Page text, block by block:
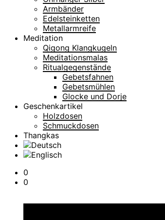
Armbänder
Edelsteinketten
Metallarmreife
Meditation
Qigong Klangkugeln
Meditationsmalas
Ritualgegenstände
Gebetsfahnen
Gebetsmühlen
Glocke und Dorje
Geschenkartikel
Holzdosen
Schmuckdosen
Thangkas
0
0